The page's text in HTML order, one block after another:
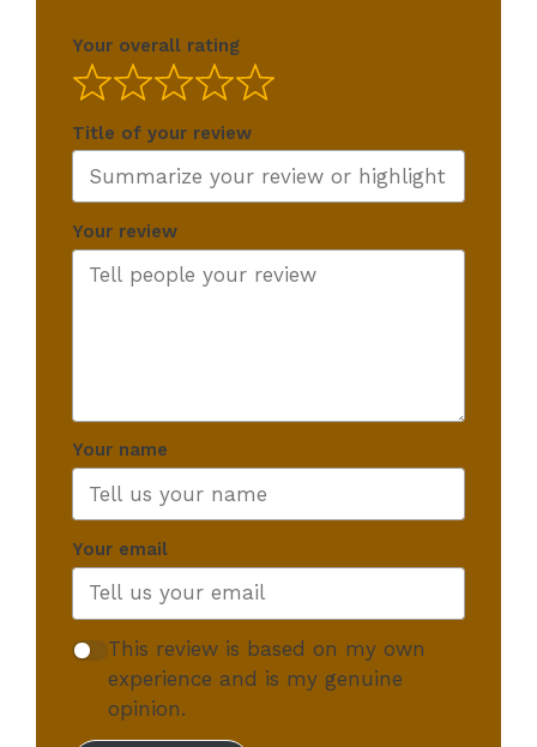
Your overall rating
Title of your review
Your review
Your name
Your email
This review is based on my own
experience and is my genuine
opinion.